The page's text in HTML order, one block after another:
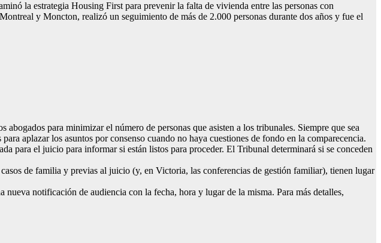
la estrategia Housing First para prevenir la falta de vivienda entre las personas con
y Moncton, realizó un seguimiento de más de 2.000 personas durante dos años y fue el
para minimizar el número de personas que asisten a los tribunales. Siempre que sea
aplazar los asuntos por consenso cuando no haya cuestiones de fondo en la comparecencia.
para el juicio para informar si están listos para proceder. El Tribunal determinará si se conceden
de familia y previas al juicio (y, en Victoria, las conferencias de gestión familiar), tienen lugar
notificación de audiencia con la fecha, hora y lugar de la misma. Para más detalles,